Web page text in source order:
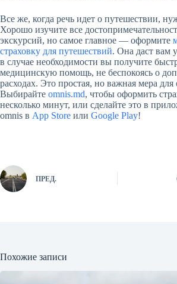
Все же, когда речь идет о путешествии,
Хорошо изучите все
экскурсий, но самое главное — оформите
страховку для путешествий. Она даст вам
в случае необходимости вы получите
медицинскую помощь, не беспокоясь о
расходах. Это простая, но важная мера для
Выбирайте omnis.md, чтобы оформить
несколько минут, или сделайте это в
omnis в App Store или Google Play!
ПРЕД.
Похожие записи